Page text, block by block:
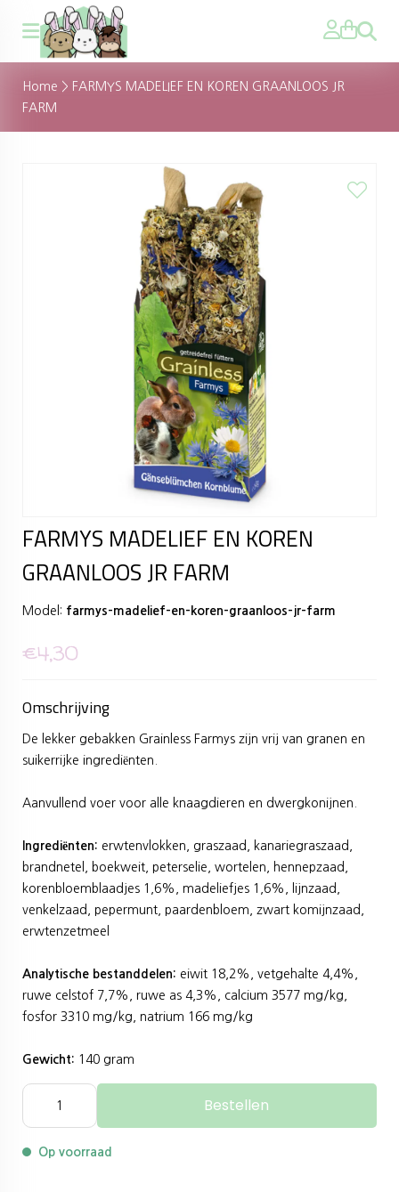
Zoeken
Home > FARMYS MADELIEF EN KOREN GRAANLOOS JR
FARM
FARMYS MADELIEF EN KOREN
GRAANLOOS JR FARM
Model: farmys-madelief-en-koren-graanloos-jr-farm
€4,30
Omschrijving
De lekker gebakken Grainless Farmys zijn vrij van granen en
suikerrijke ingrediënten.
Aanvullend voer voor alle knaagdieren en dwergkonijnen.
Ingrediënten: erwtenvlokken, graszaad, kanariegraszaad,
brandnetel, boekweit, peterselie, wortelen, hennepzaad,
korenbloemblaadjes 1,6%, madeliefjes 1,6%, lijnzaad,
venkelzaad, pepermunt, paardenbloem, zwart komijnzaad,
erwtenzetmeel
Analytische bestanddelen: eiwit 18,2%, vetgehalte 4,4%,
ruwe celstof 7,7%, ruwe as 4,3%, calcium 3577 mg/kg,
fosfor 3310 mg/kg, natrium 166 mg/kg
Gewicht: 140 gram
Bestellen
Op voorraad